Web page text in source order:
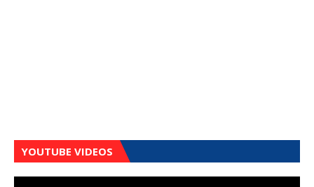
YOUTUBE VIDEOS